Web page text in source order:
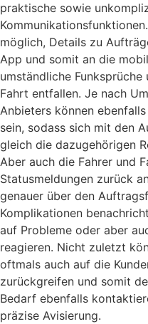
praktische sowie
möglich, Details zu
App und somit an die
umständliche
Fahrt entfallen. Je nach
Anbieters können
sein, sodass sich mit den
gleich die dazugehörigen
Aber auch die Fahrer und
Statusmeldungen zurück
genauer über den
Komplikationen
auf Probleme oder aber
reagieren. Nicht zuletzt
oftmals auch auf die
zurückgreifen und somit
Bedarf ebenfalls
präzise Avisierung.